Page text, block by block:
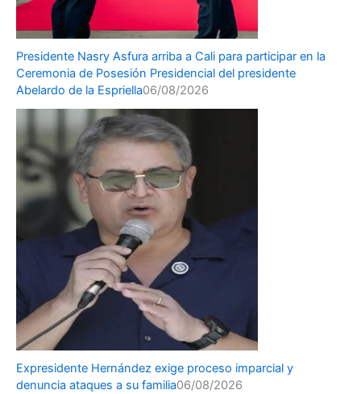
Presidente Nasry Asfura arriba a Cali para participar en la
Ceremonia de Posesión Presidencial del presidente
Abelardo de la Espriella06/08/2026
Expresidente Hernández exige proceso imparcial y
denuncia ataques a su familia06/08/2026